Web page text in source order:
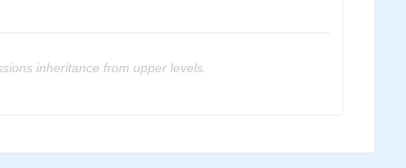
inheritance from upper levels.